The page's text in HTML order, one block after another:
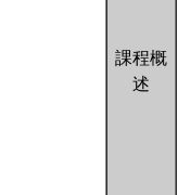
課程概
述